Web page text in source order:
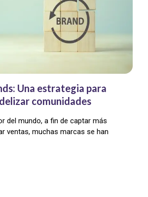
Una estrategia para
comunidades
del mundo, a fin de captar más
ventas, muchas marcas se han